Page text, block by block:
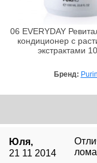
06 EVERYDAY
кондиционер с
экстрактами
Бренд:
Юля,
21 11 2014